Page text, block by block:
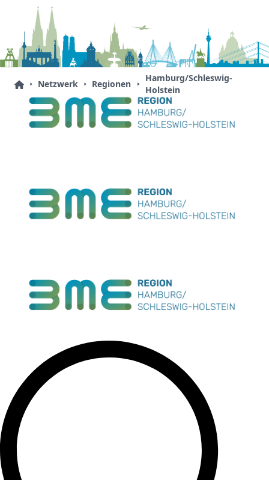
Netzwerk Regionen
Hamburg/Schleswig-
Holstein